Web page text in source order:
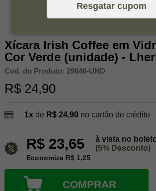
Resgatar cupom
Xícara Irish Coffee em
Cor Verde (unidade) -
Cod. do Produto: 29646-UND
R$ 24,90
1xde R$ 24,90 no cartão de crédito
R$ 23,65
à vista no
(5% Desconto)
Economize R$ 1,25
COMPRAR